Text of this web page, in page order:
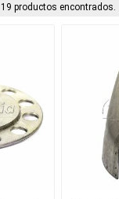
19 productos encontrados.